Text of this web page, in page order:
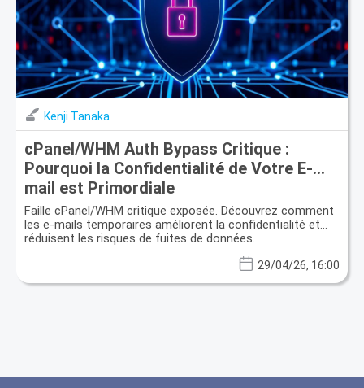
Kenji Tanaka
cPanel/WHM Auth Bypass Critique :
Pourquoi la Confidentialité de Votre E-
mail est Primordiale
Faille cPanel/WHM critique exposée. Découvrez comment
les e-mails temporaires améliorent la confidentialité et
réduisent les risques de fuites de données.
29/04/26, 16:00